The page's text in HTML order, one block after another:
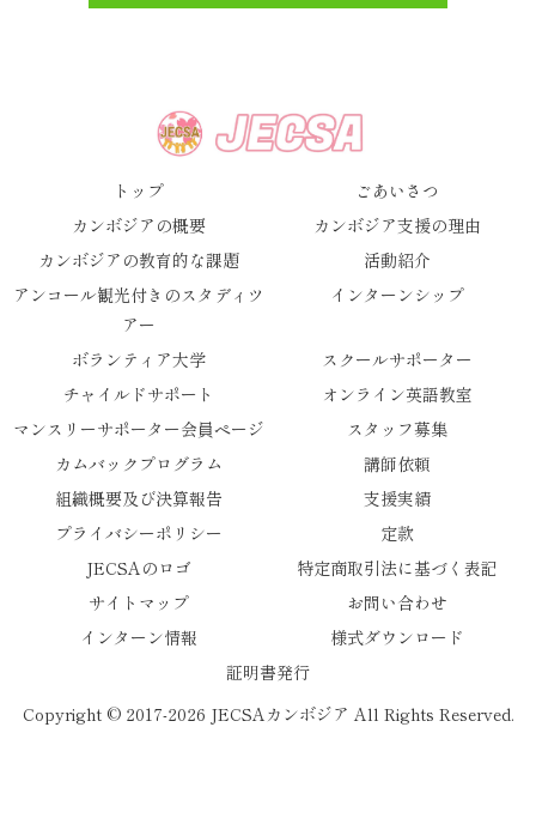
トップ
ごあいさつ
カンボジアの概要
カンボジア支援の理由
カンボジアの教育的な課題
活動紹介
アンコール観光付きのスタディツ
アー
インターンシップ
ボランティア大学
スクールサポーター
チャイルドサポート
オンライン英語教室
マンスリーサポーター会員ページ
スタッフ募集
カムバックプログラム
講師依頼
組織概要及び決算報告
支援実績
プライバシーポリシー
定款
JECSAのロゴ
特定商取引法に基づく表記
サイトマップ
お問い合わせ
インターン情報
様式ダウンロード
証明書発行
Copyright © 2017-2026 JECSAカンボジア All Rights Reserved.